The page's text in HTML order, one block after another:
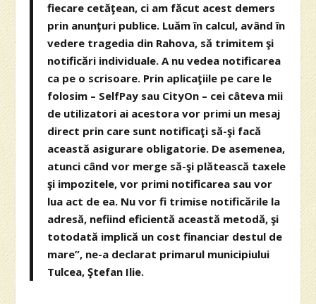
fiecare cetăţean, ci am făcut acest demers
prin anunţuri publice. Luăm în calcul, având în
vedere tragedia din Rahova, să trimitem şi
notificări individuale. A nu vedea notificarea
ca pe o scrisoare. Prin aplicaţiile pe care le
folosim – SelfPay sau CityOn – cei câteva mii
de utilizatori ai acestora vor primi un mesaj
direct prin care sunt notificaţi să-şi facă
această asigurare obligatorie. De asemenea,
atunci când vor merge să-şi plătească taxele
şi impozitele, vor primi notificarea sau vor
lua act de ea. Nu vor fi trimise notificările la
adresă, nefiind eficientă această metodă, şi
totodată implică un cost financiar destul de
mare”, ne-a declarat primarul municipiului
Tulcea, Ştefan Ilie.